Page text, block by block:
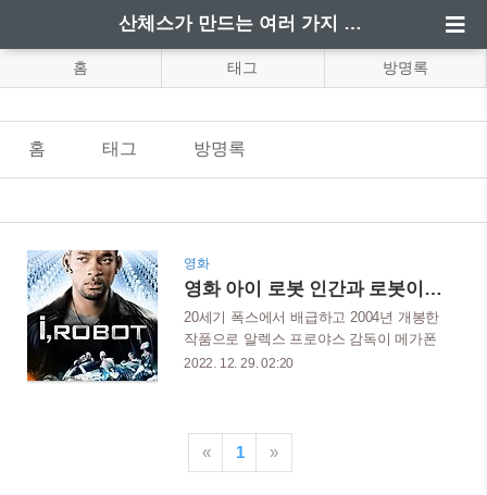
산체스가 만드는 여러 가지 정보
홈 태그 방명록
홈 태그 방명록
영화
영화 아이 로봇 인간과 로봇이 함께 하는 세계
20세기 폭스에서 배급하고 2004년 개봉한
작품으로 알렉스 프로야스 감독이 메가폰
을 잡고 윌 스미스가 주연으로 출연하 였
성공했다. 아이작 아시모프의 소설을 원작
으로 하였지만 실제로 영화를 보면 내용과
2022. 12. 29. 02:20
« 1 »